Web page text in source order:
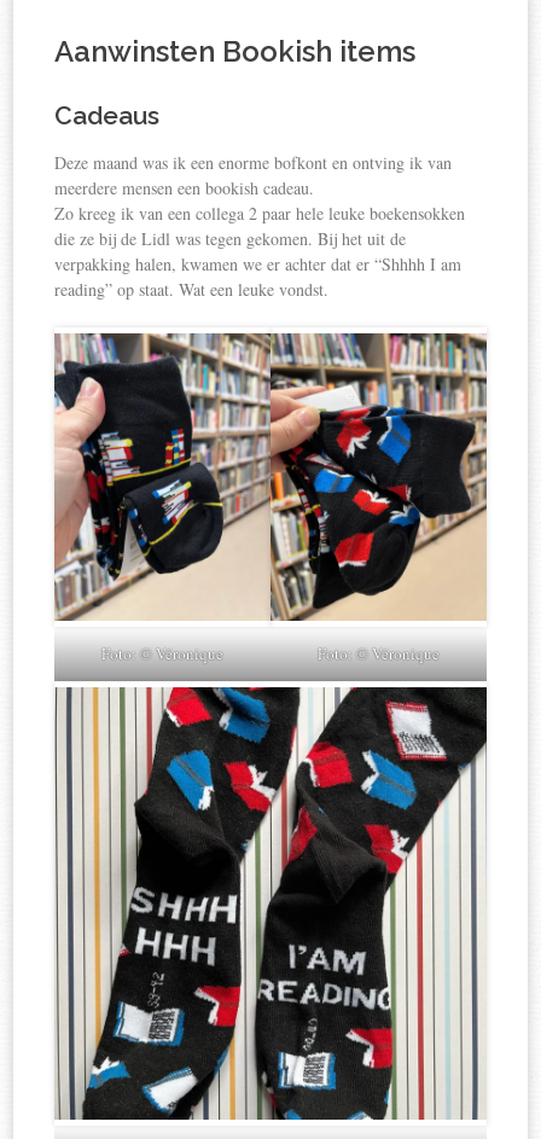
Aanwinsten Bookish items
Cadeaus
Deze maand was ik een enorme bofkont en ontving ik van
meerdere mensen een bookish cadeau.
Zo kreeg ik van een collega 2 paar hele leuke boekensokken
die ze bij de Lidl was tegen gekomen. Bij het uit de
verpakking halen, kwamen we er achter dat er “Shhhh I am
reading” op staat. Wat een leuke vondst.
Foto: © Véronique Foto: © Véronique